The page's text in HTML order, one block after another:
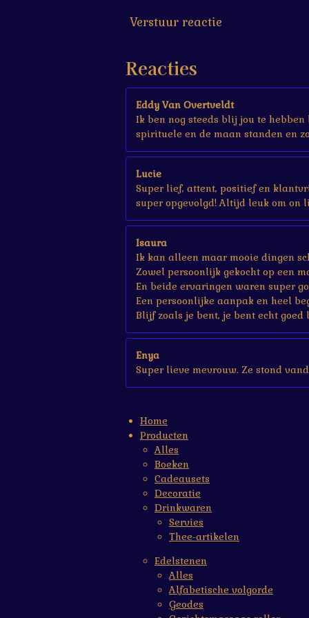
Verstuur reactie
Reacties
Eddy Van Overtveldt
Ik ben nog steeds blij jou te
spirituele en de maan standen en
Lucie
Super lief, attent, positief en
super opgevolgd! Altijd leuk om on
Isaura
Ik kan alleen maar mooie dingen
Zowel persoonlijk gekocht op een
En beide ervaringen waren super
Een persoonlijke aanpak en heel
Blijf zoals je bent, je bent echt goed
Enya
Super lieve mevrouw. Ze stond
Home
Producten
Alles
Boeken
Cadeausets
Decoratie
Drinkwaren
Servies
Thee-artikelen
Edelstenen
Alles
Alfabetische volgorde
Geodes